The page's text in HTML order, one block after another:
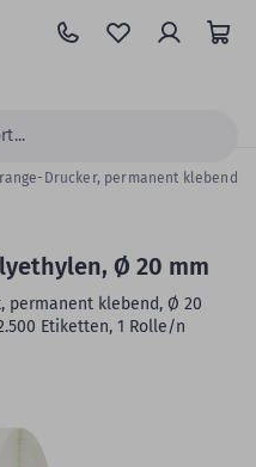
Drucker, permanent klebend
Ø 20 mm
permanent klebend, Ø 20
Etiketten, 1 Rolle/n